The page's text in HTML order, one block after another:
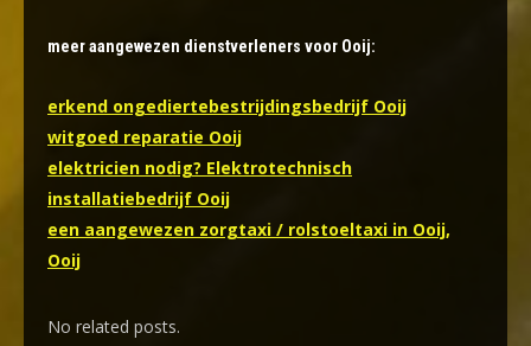
meer aangewezen dienstverleners voor Ooij:
erkend ongediertebestrijdingsbedrijf Ooij
witgoed reparatie Ooij
elektricien nodig? Elektrotechnisch
installatiebedrijf Ooij
een aangewezen zorgtaxi / rolstoeltaxi in Ooij,
Ooij
No related posts.